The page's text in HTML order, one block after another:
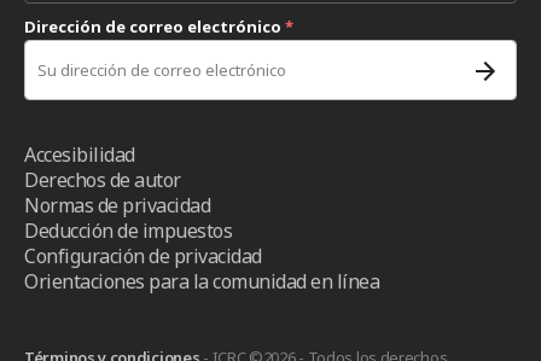
Dirección de correo electrónico *
Accesibilidad
Derechos de autor
Normas de privacidad
Deducción de impuestos
Configuración de privacidad
Orientaciones para la comunidad en línea